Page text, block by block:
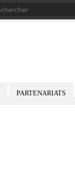
PARTENARIATS